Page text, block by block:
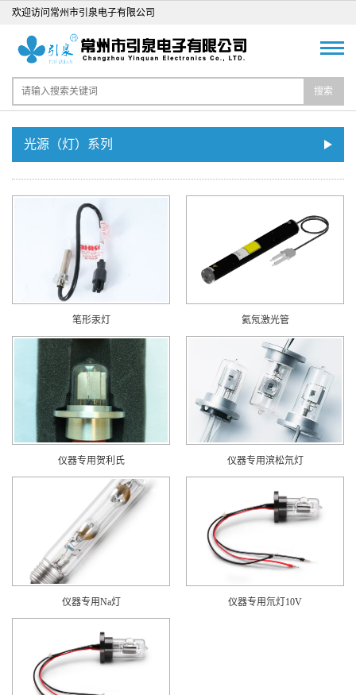
欢迎访问常州市引泉电子有限公司
搜索
光源（灯）系列
笔形汞灯 氦氖激光管
仪器专用贺利氏 仪器专用滨松氘灯
仪器专用Na灯 仪器专用氘灯10V